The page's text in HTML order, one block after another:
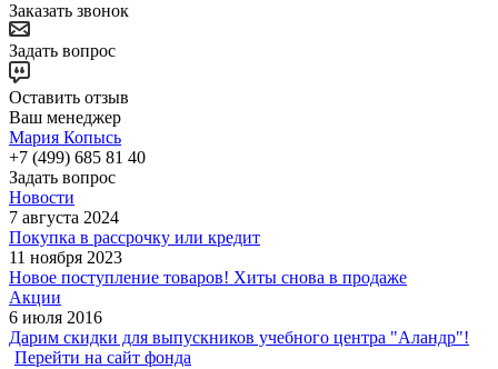
Заказать звонок
Задать вопрос
Оставить отзыв
Ваш менеджер
Мария Копысь
+7 (499) 685 81 40
Задать вопрос
Новости
7 августа 2024
Покупка в рассрочку или кредит
11 ноября 2023
Новое поступление товаров! Хиты снова в продаже
Акции
6 июля 2016
Дарим скидки для выпускников учебного центра "Аландр"!
Перейти на сайт фонда